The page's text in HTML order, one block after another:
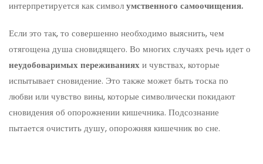
интерпретируется как символумственного самоочищения.
Если это так, то совершенно необходимо выяснить, чем
отягощена душа сновидящего. Во многих случаях речь идет о
неудобоваримых переживанияхи чувствах, которые
испытывает сновидение. Это также может быть тоска по
любви или чувство вины, которые символически покидают
сновидения об опорожнении кишечника. Подсознание
пытается очистить душу, опорожняя кишечник во сне.